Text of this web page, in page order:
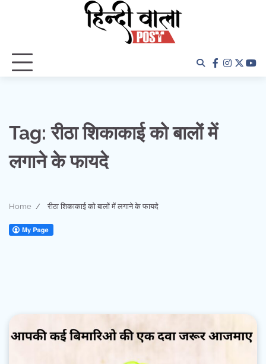
facebook
twitter
Tag:रीठा शिकाकाई को बालों में
लगाने के फायदे
Home रीठा शिकाकाई को बालों में लगाने के फायदे